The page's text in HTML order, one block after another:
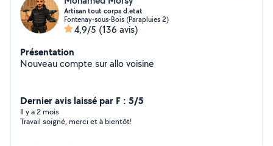
Artisan tout corps d.etat
Fontenay-sous-Bois (Parapluies 2)
4,9/5 (136 avis)
Présentation
Nouveau compte sur allo voisine
Dernier avis laissé par F : 5/5
Il y a 2 mois
Travail soigné, merci et à bientôt!